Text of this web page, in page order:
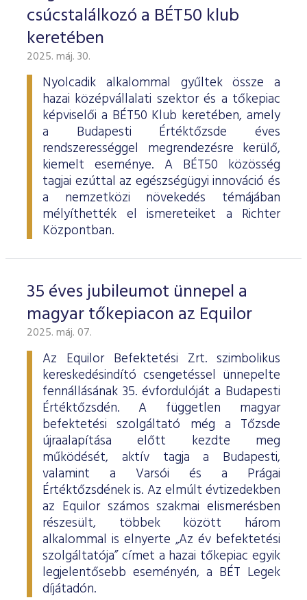
ESG Útmutató
csúcstalálkozó a BÉT50 klub
keretében
2025. máj. 30.
Nyolcadik alkalommal gyűltek össze a
hazai középvállalati szektor és a tőkepiac
képviselői a BÉT50 Klub keretében, amely
a Budapesti Értéktőzsde éves
rendszerességgel megrendezésre kerülő,
kiemelt eseménye. A BÉT50 közösség
tagjai ezúttal az egészségügyi innováció és
a nemzetközi növekedés témájában
mélyíthették el ismereteiket a Richter
Központban.
35 éves jubileumot ünnepel a
magyar tőkepiacon az Equilor
2025. máj. 07.
Az Equilor Befektetési Zrt. szimbolikus
kereskedésindító csengetéssel ünnepelte
fennállásának 35. évfordulóját a Budapesti
Értéktőzsdén. A független magyar
befektetési szolgáltató még a Tőzsde
újraalapítása előtt kezdte meg
működését, aktív tagja a Budapesti,
valamint a Varsói és a Prágai
Értéktőzsdének is. Az elmúlt évtizedekben
az Equilor számos szakmai elismerésben
részesült, többek között három
alkalommal is elnyerte „Az év befektetési
szolgáltatója” címet a hazai tőkepiac egyik
legjelentősebb eseményén, a BÉT Legek
díjátadón.